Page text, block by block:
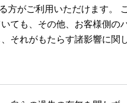
がご利用いただけます。
ても、その他、お客様側の
れがもたらす諸影響に関